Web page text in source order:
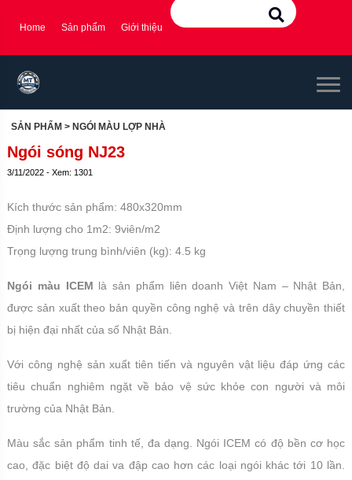
Home Sản phẩm Giới thiệu
SẢN PHẨM > NGÓI MÀU LỢP NHÀ
Ngói sóng NJ23
3/11/2022 - Xem: 1301
Kích thước sản phẩm: 480x320mm
Định lượng cho 1m2: 9viên/m2
Trọng lượng trung bình/viên (kg): 4.5 kg
Ngói màu ICEM là sản phẩm liên doanh Việt Nam – Nhật Bản,
được sản xuất theo bản quyền công nghệ và trên dây chuyền thiết
bị hiện đại nhất của số Nhật Bản.
Với công nghệ sản xuất tiên tiến và nguyên vật liệu đáp ứng các
tiêu chuẩn nghiêm ngặt về bảo vệ sức khỏe con người và môi
trường của Nhật Bản.
Màu sắc sản phẩm tinh tế, đa dạng. Ngói ICEM có độ bền cơ học
cao, đặc biệt độ dai va đập cao hơn các loại ngói khác tới 10 lần.